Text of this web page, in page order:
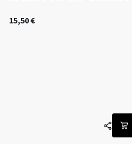
15,50€